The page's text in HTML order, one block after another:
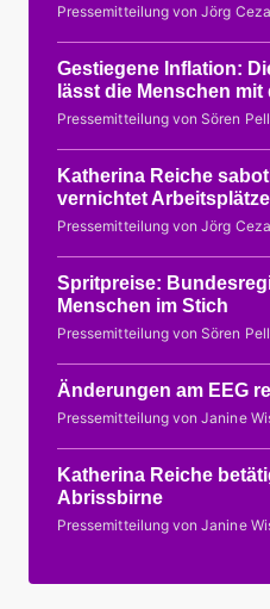
Pressemitteilung von Jörg
Gestiegene Inflation:
lässt die Menschen
Pressemitteilung von Sören
Katherina Reiche
vernichtet Arbeitsplätze
Pressemitteilung von Jörg
Spritpreise:
Menschen im Stich
Pressemitteilung von Sören
Änderungen am EEG
Pressemitteilung von Janine
Katherina Reiche
Abrissbirne
Pressemitteilung von Janine